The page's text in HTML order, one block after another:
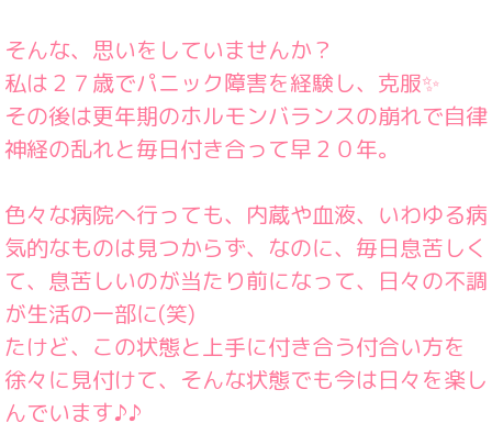
そんな、思いをしていませんか？
私は２７歳でパニック障害を経験し、克服✨️
その後は更年期のホルモンバランスの崩れで自律
神経の乱れと毎日付き合って早２０年。
色々な病院へ行っても、内蔵や血液、いわゆる病
気的なものは見つからず、なのに、毎日息苦しく
て、息苦しいのが当たり前になって、日々の不調
が生活の一部に(笑)
たけど、この状態と上手に付き合う付合い方を
徐々に見付けて、そんな状態でも今は日々を楽し
んでいます♪♪